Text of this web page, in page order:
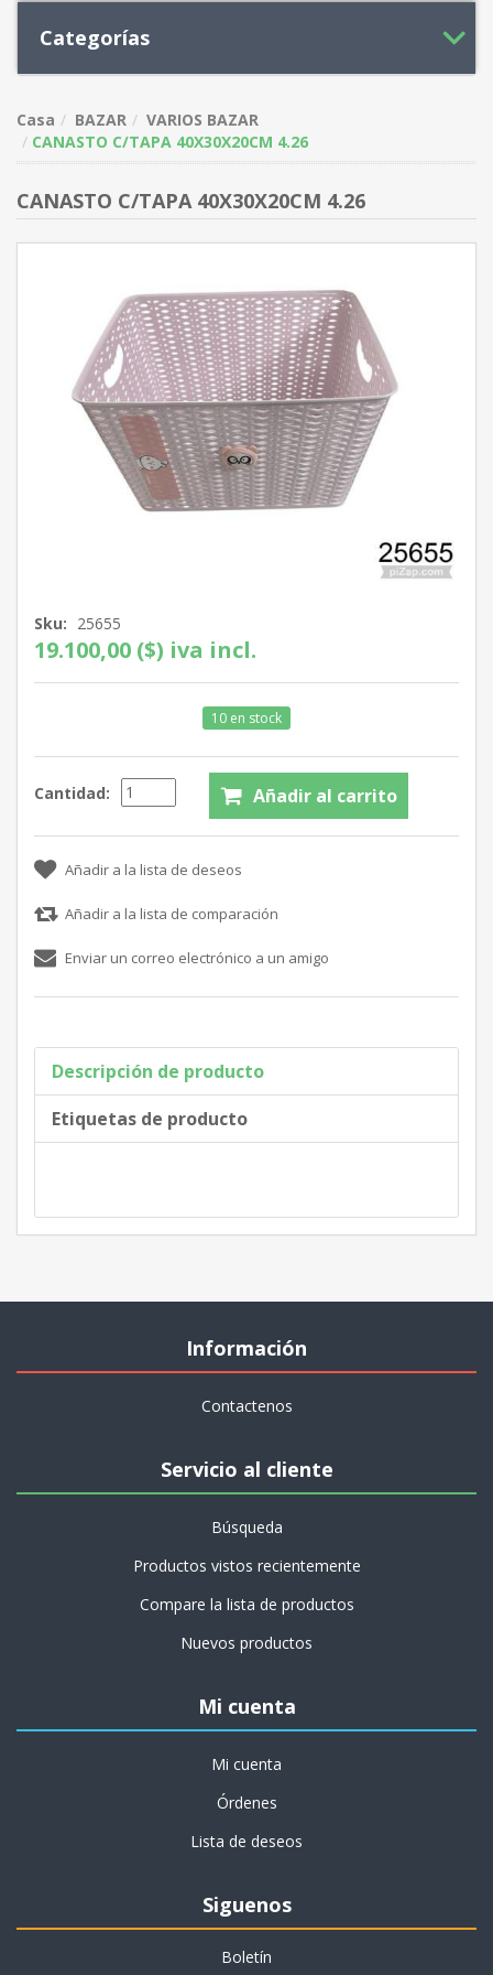
Categorías
Casa BAZAR
VARIOS BAZAR
CANASTO C/TAPA 40X30X20CM 4.26
CANASTO C/TAPA 40X30X20CM 4.26
Sku: 25655
19.100,00 ($) iva incl.
10 en stock
Cantidad:
Descripción de producto
Etiquetas de producto
Información
Contactenos
Servicio al cliente
Búsqueda
Productos vistos recientemente
Compare la lista de productos
Nuevos productos
Mi cuenta
Mi cuenta
Órdenes
Lista de deseos
Siguenos
Boletín